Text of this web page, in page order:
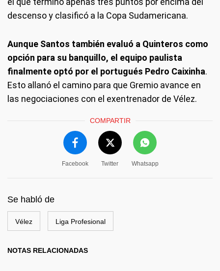
descenso y clasificó a la Copa Sudamericana.
Aunque Santos también evaluó a Quinteros como
opción para su banquillo, el equipo paulista
finalmente optó por el portugués Pedro Caixinha.
Esto allanó el camino para que Gremio avance en
las negociaciones con el exentrenador de Vélez.
COMPARTIR
Facebook Twitter Whatsapp
Se habló de
Vélez Liga Profesional
NOTAS RELACIONADAS